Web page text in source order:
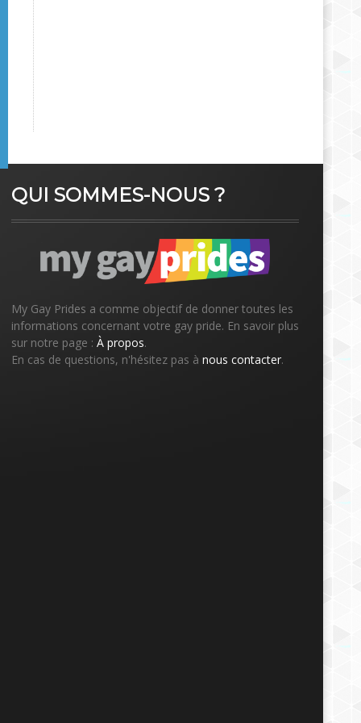
QUI SOMMES-NOUS ?
My Gay Prides a comme objectif de donner toutes les
informations concernant votre gay pride. En savoir plus
sur notre page : À propos.
En cas de questions, n'hésitez pas à nous contacter.